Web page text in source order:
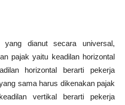
yang dianut secara universal,
pajak yaitu keadilan horizontal
horizontal berarti pekerja
sama harus dikenakan pajak
vertikal berarti pekerja